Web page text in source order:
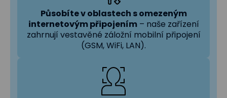
Působíte v oblastech s omezeným
internetovým připojením – naše zařízení
zahrnují vestavěné záložní mobilní připojení
(GSM, WiFi, LAN).